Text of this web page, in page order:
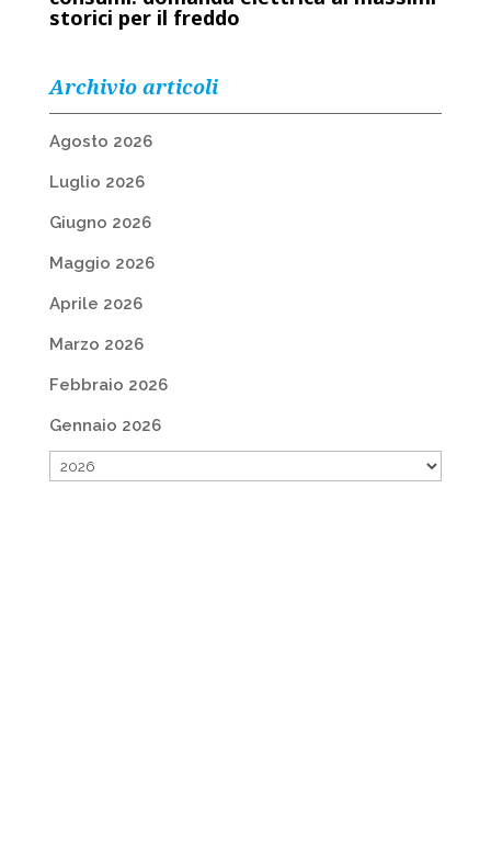
storici per il freddo
Archivio articoli
Agosto 2026
Luglio 2026
Giugno 2026
Maggio 2026
Aprile 2026
Marzo 2026
Febbraio 2026
Gennaio 2026